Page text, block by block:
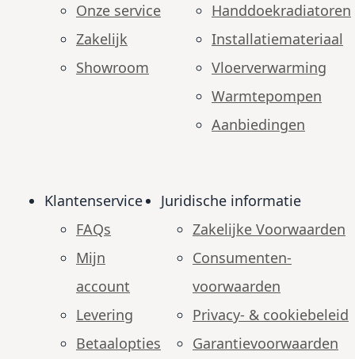
Onze service
Zakelijk
Showroom
Handdoekradiatoren
Installatiemateriaal
Vloerverwarming
Warmtepompen
Aanbiedingen
Klantenservice
FAQs
Mijn
account
Levering
Betaalopties
Juridische informatie
Zakelijke Voorwaarden
Consumenten­
voorwaarden
Privacy- & cookiebeleid
Garantie­voorwaarden